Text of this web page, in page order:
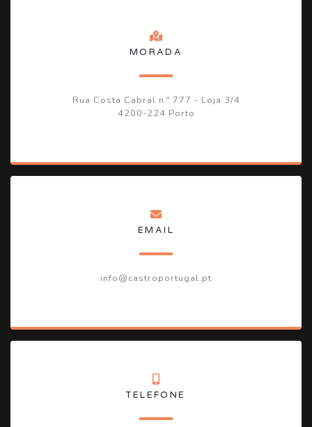
MORADA
Rua Costa Cabral n.º 777 - Loja 3/4
4200-224 Porto
EMAIL
info@castroportugal.pt
TELEFONE